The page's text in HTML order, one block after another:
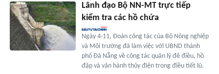
Lãnh đạo Bộ NN-MT trực tiếp
kiểm tra các hồ chứa
Ngày 4-11, Đoàn công tác của Bộ Nông nghiệp
và Môi trường đã làm việc với UBND thành
phố Đà Nẵng về công tác quản lý đê điều, hồ
đập và vận hành thủy điện trong điều tiết lũ.